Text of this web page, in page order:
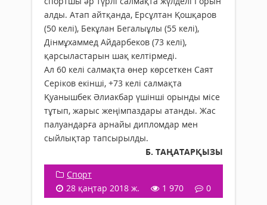
алды. Атап айтқанда, Ерсұлтан Қошқаров
(50 келі), Бекұлан Бегалыұлы (55 келі),
Дінмұхаммед Айдарбеков (73 келі),
қарсыластарын шақ келтірмеді.
Ал 60 келі салмақта өнер көрсеткен Саят
Серіков екінші, +73 келі салмақта
Қуанышбек Әлиакбар үшінші орынды місе
тұтып, жарыс жеңімпаздары атанды. Жас
палуандарға арнайы дипломдар мен
сыйлықтар тапсырылды.
Б. ТАҢАТАРҚЫЗЫ
Спорт
28 қаңтар 2018 ж.
1 970 0